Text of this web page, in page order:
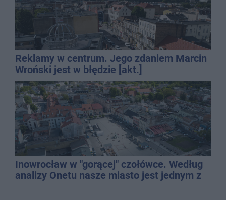
Reklamy w centrum. Jego zdaniem Marcin
Wroński jest w błędzie [akt.]
Inowrocław w "gorącej" czołówce. Według
analizy Onetu nasze miasto jest jednym z